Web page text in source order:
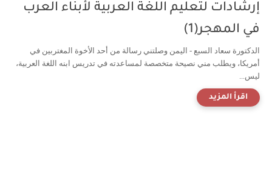
إرشادات لتعليم اللغة العربية لأبناء العرب
في المهجر(1)
الدكتورة سعاد السبع - اليمن وصلتني رسالة من أحد الأخوة المغتربين في
أمريكا، ويطلب مني نصيحة متخصصة لمساعدته في تدريس ابنه اللغة العربية،
ليس...